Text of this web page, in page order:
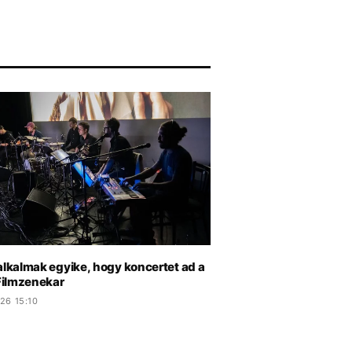
egyike, hogy koncertet ad a
15:10